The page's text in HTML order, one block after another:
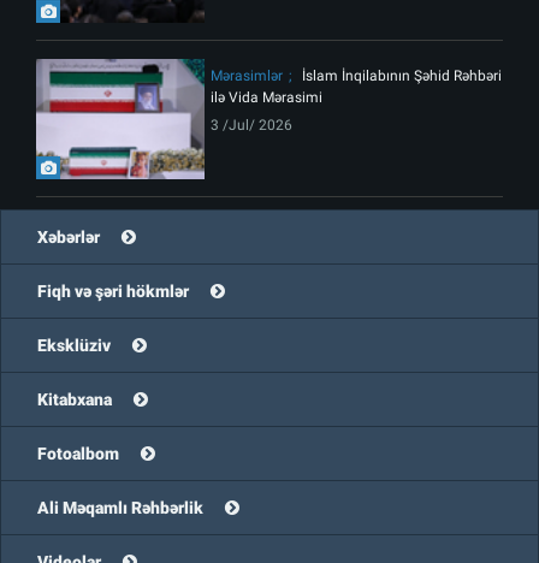
Mərasimlər
İslam İnqilabının Şəhid Rəhbəri
ilə Vida Mərasimi
3 /Jul/ 2026
Xəbərlər
Fiqh və şəri hökmlər
Eksklüziv
Kitabxana
Fotoalbom
Ali Məqamlı Rəhbərlik